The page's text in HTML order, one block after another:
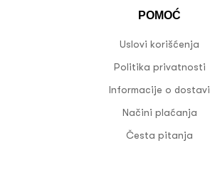
POMOĆ
Uslovi korišćenja
Politika privatnosti
Informacije o dostavi
Načini plaćanja
Česta pitanja